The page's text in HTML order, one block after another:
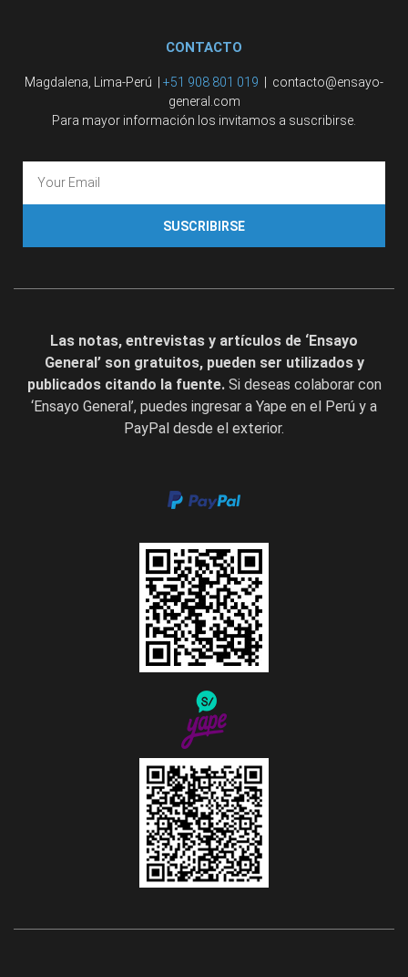
CONTACTO
Magdalena, Lima-Perú | +51 908 801 019
| contacto@ensayo-
general.com
Para mayor información los invitamos a suscribirse.
SUSCRIBIRSE
Las notas, entrevistas y artículos de ‘Ensayo
General’ son gratuitos, pueden ser utilizados y
publicados citando la fuente. Si deseas colaborar con
‘Ensayo General’, puedes ingresar a Yape en el Perú y a
PayPal desde el exterior.